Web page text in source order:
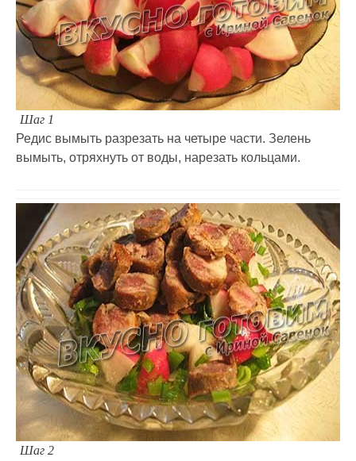
Шаг 1
Редис вымыть разрезать на четыре части. Зелень
вымыть, отряхнуть от воды, нарезать кольцами.
Шаг 2